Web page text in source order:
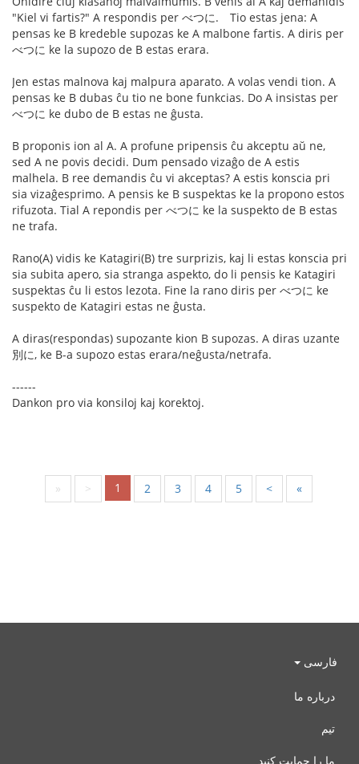
"Kiel vi fartis?" A respondis per べつに. Tio estas jena: A
pensas ke B kredeble supozas ke A malbone fartis. A diris per
べつに ke la supozo de B estas erara.
Jen estas malnova kaj malpura aparato. A volas vendi tion. A
pensas ke B dubas ĉu tio ne bone funkcias. Do A insistas per
べつに ke dubo de B estas ne ĝusta.
B proponis ion al A. A profune pripensis ĉu akceptu aŭ ne,
sed A ne povis decidi. Dum pensado vizaĝo de A estis
malhela. B ree demandis ĉu vi akceptas? A estis konscia pri
sia vizaĝesprimo. A pensis ke B suspektas ke la propono estos
rifuzota. Tial A repondis per べつに ke la suspekto de B estas
ne trafa.
Rano(A) vidis ke Katagiri(B) tre surprizis, kaj li estas konscia pri
sia subita apero, sia stranga aspekto, do li pensis ke Katagiri
suspektas ĉu li estos lezota. Fine la rano diris per べつに ke
suspekto de Katagiri estas ne ĝusta.
A diras(respondas) supozante kion B supozas. A diras uzante
別に, ke B-a supozo estas erara/neĝusta/netrafa.
------
Dankon pro via konsiloj kaj korektoj.
« < 1 2 3 4 5 > »
فارسی
درباره ما
تیم
ما را حمایت کنید